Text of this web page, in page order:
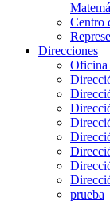
Centro
Direcciones
Oficina
prueba